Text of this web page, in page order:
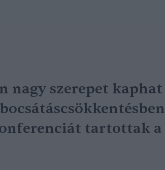
nagy szerepet kaphat
tartottak a